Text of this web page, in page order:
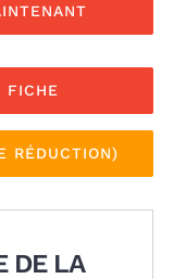
FICHE
RÉDUCTION)
DE LA